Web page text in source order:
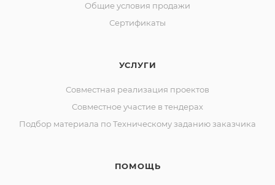
Общие условия продажи
Сертификаты
УСЛУГИ
Совместная реализация проектов
Совместное участие в тендерах
Подбор материала по Техническому заданию заказчика
ПОМОЩЬ